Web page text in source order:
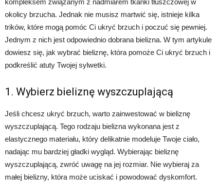
kompleksem związanym z nadmiarem tkanki tłuszczowej w
okolicy brzucha. Jednak nie musisz martwić się, istnieje kilka
trików, które mogą pomóc Ci ukryć brzuch i poczuć się pewniej.
Jednym z nich jest odpowiednio dobrana bielizna. W tym artykule
dowiesz się, jak wybrać bieliznę, która pomoże Ci ukryć brzuch i
podkreślić atuty Twojej sylwetki.
1. Wybierz bieliznę wyszczuplającą
Jeśli chcesz ukryć brzuch, warto zainwestować w bieliznę
wyszczuplającą. Tego rodzaju bielizna wykonana jest z
elastycznego materiału, który delikatnie modeluje Twoje ciało,
nadając mu bardziej gładki wygląd. Wybierając bieliznę
wyszczuplającą, zwróć uwagę na jej rozmiar. Nie wybieraj za
małej bielizny, która może uciskać i powodować dyskomfort.